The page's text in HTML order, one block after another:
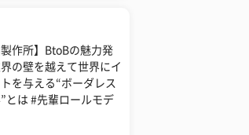
製作所】BtoBの魅力発
の壁を越えて世界にイ
を与える“ボーダレス
とは #先輩ロールモデ